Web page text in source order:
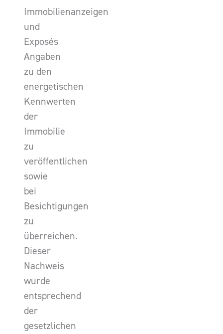
Immobilienanzeigen
und
Exposés
Angaben
zu den
energetischen
Kennwerten
der
Immobilie
zu
veröffentlichen
sowie
bei
Besichtigungen
zu
überreichen.
Dieser
Nachweis
wurde
entsprechend
der
gesetzlichen